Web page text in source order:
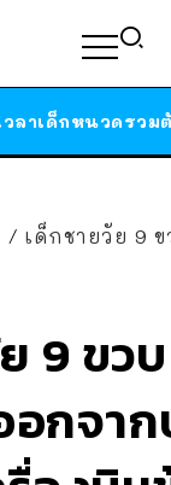
/ เด็กชายวัย 9 ขวบ คิดถึงญาติ หนีออกจากบ้าน-แ
9 ขว
กจา